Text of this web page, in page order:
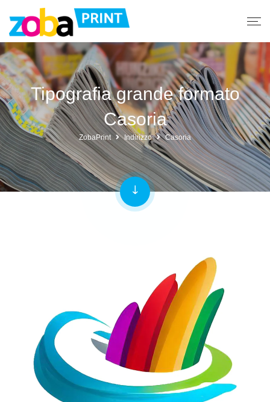
Tipografia grande formato
Casoria
ZobaPrint Indirizzo Casoria